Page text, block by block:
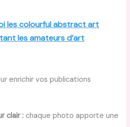
les colourful abstract art
les amateurs d’art
enrichir vos publications
clair : chaque photo apporte une